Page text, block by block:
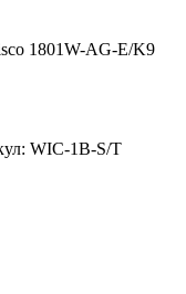
1801W-AG-E/K9
WIC-1B-S/T